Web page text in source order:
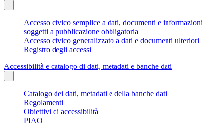
Accesso civico semplice a dati, documenti e informazioni
soggetti a pubblicazione obbligatoria
Accesso civico generalizzato a dati e documenti ulteriori
Registro degli accessi
Accessibilità e catalogo di dati, metadati e banche dati
Catalogo dei dati, metadati e della banche dati
Regolamenti
Obiettivi di accessibilità
PIAO